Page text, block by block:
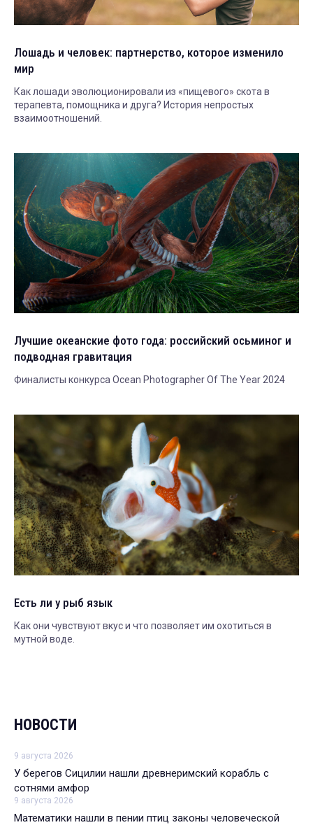
Лошадь и человек: партнерство, которое изменило
мир
Как лошади эволюционировали из «пищевого» скота в
терапевта, помощника и друга? История непростых
взаимоотношений.
Лучшие океанские фото года: российский осьминог и
подводная гравитация
Финалисты конкурса Ocean Photographer Of The Year 2024
Есть ли у рыб язык
Как они чувствуют вкус и что позволяет им охотиться в
мутной воде.
НОВОСТИ
9 августа 2026
У берегов Сицилии нашли древнеримский корабль с
сотнями амфор
9 августа 2026
Математики нашли в пении птиц законы человеческой